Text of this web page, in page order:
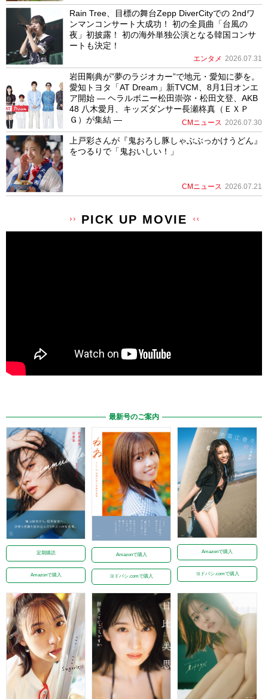
Rain Tree、目標の舞台Zepp DiverCityでの 2ndワ
ンマンコンサート大成功！ 初の全員曲「台風の
夜」初披露！ 初の海外単独公演となる韓国コンサ
ートも決定！
エンタメ 2026.07.31
岩田剛典が”夢のラジオカー”で地元・愛知に夢を。
愛知トヨタ「AT Dream」新TVCM、8月1日オンエ
ア開始 ― ヘラルボニー松田崇弥・松田文登、AKB
48 八木愛月、キッズダンサー長瀬柊真（ＥＸＰ
Ｇ）が集結 ―
CMニュース 2026.07.30
上戸彩さんが『鬼おろし豚しゃぶぶっかけうどん』
をつるりで「鬼おいしい！」
CMニュース 2026.07.21
PICK UP MOVIE
最新号のご案内
定期購読
Amazonで購入
Amazonで購入
ヨドバシ.comで購入
Amazonで購入
ヨドバシ.comで購入